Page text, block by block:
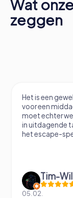
Wat
zeggen
Het is een
voor een
moet echter
in uitdagende
het escape-
Tim-
05.02.